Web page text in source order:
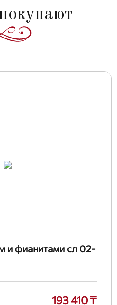
и фианитами сл 02-
193 410 ₸